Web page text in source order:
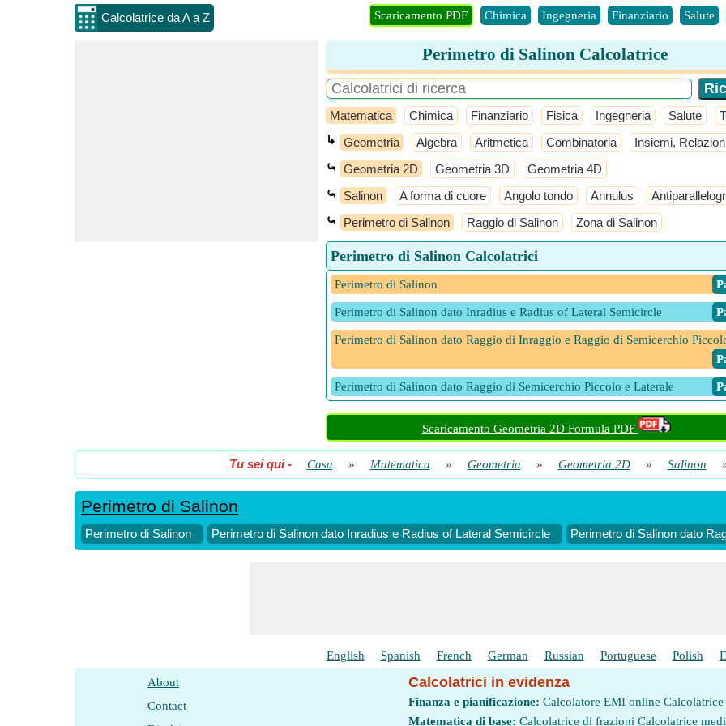
Calcolatrice da A a Z Scaricamento PDF Chimica Ingegneria Finanziario Salute
Perimetro di Salinon Calcolatrice
Matematica Chimica Finanziario Fisica Ingegneria Salute
↳ Geometria Algebra Aritmetica Combinatoria Insiemi,
⤿ Geometria 2D Geometria 3D Geometria 4D
⤿ Salinon A forma di cuore Angolo tondo Annulus
⤿ Perimetro di Salinon Raggio di Salinon Zona di Salinon
Perimetro di Salinon Calcolatrici
Perimetro di Salinon
Perimetro di Salinon dato Inradius e Radius of Lateral Semicircle
Perimetro di Salinon dato Raggio di Inraggio e Raggio di Semicerchio
Perimetro di Salinon dato Raggio di Semicerchio Piccolo e Laterale
Scaricamento Geometria 2D Formula PDF
Tu sei qui- Casa » Matematica » Geometria » Geometria 2D » Salinon
Perimetro di Salinon
Perimetro di Salinon Perimetro di Salinon dato Inradius e Radius of Lateral Semicircle Perimetro di Salinon dato
English Spanish French German Russian Portuguese Polish
About
Contact
Calcolatrici in evidenza
Finanza e pianificazione: Calcolatore EMI online Calcolatrice
Matematica di base: Calcolatrice di frazioni Calcolatrice